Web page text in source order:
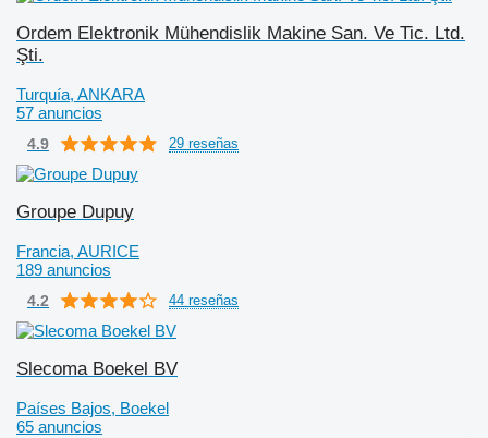
Ordem Elektronik Mühendislik Makine San. Ve Tic. Ltd.
Şti.
Turquía, ANKARA
57 anuncios
4.9 29 reseñas
Groupe Dupuy
Francia, AURICE
189 anuncios
4.2 44 reseñas
Slecoma Boekel BV
Países Bajos, Boekel
65 anuncios